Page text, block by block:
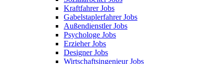
Kraftfahrer Jobs
Gabelstaplerfahrer Jobs
Außendienstler Jobs
Psychologe Jobs
Erzieher Jobs
Designer Jobs
Wirtschaftsingenieur Jobs